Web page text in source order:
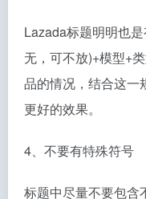
Lazada标题明明也
无，可不放)+模型+
品的情况，结合这一
更好的效果。
4、不要有特殊符号
标题中尽量不要包含